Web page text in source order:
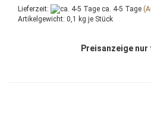
Lieferzeit: ca. 4-5 Tage
Artikelgewicht: 0,1 kg je Stück
Preisanzeige